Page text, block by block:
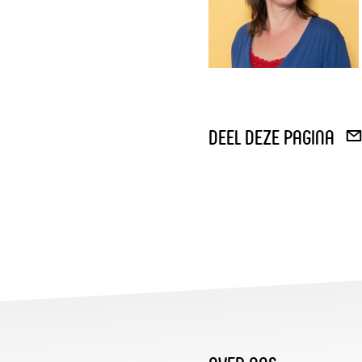
deel deze pagina
DEEL